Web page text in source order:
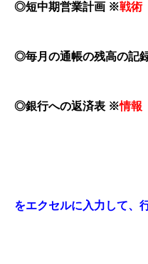
◎短中期営業計画 ※戦術
◎毎月の通帳の残高の記
◎銀行への返済表 ※情報
をエクセルに入力して、